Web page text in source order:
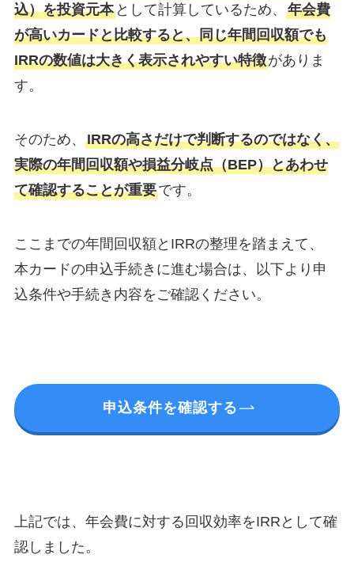
込）を投資元本として計算しているため、 年会費
が高いカードと比較すると、同じ年間回収額でも
IRRの数値は大きく表示されやすい特徴がありま
す。
そのため、 IRRの高さだけで判断するのではなく、
実際の年間回収額や損益分岐点（BEP）とあわせ
て確認することが重要です。
ここまでの年間回収額とIRRの整理を踏まえて、
本カードの申込手続きに進む場合は、以下より申
込条件や手続き内容をご確認ください。
申込条件を確認する
上記では、年会費に対する回収効率をIRRとして確
認しました。